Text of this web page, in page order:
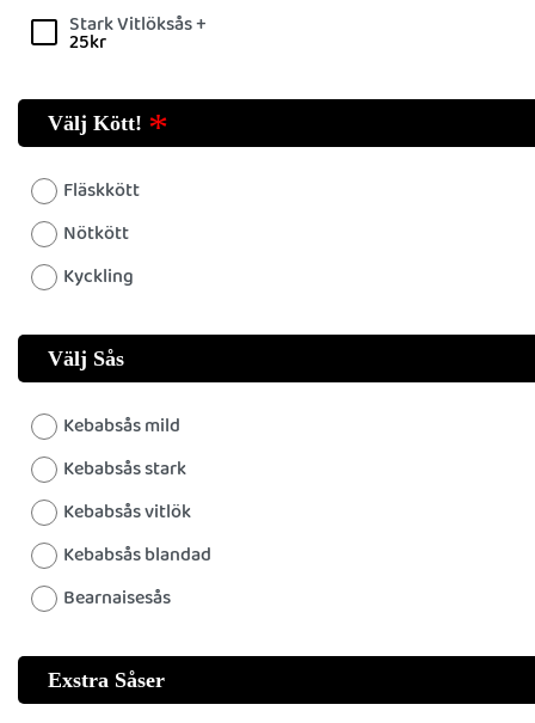
Stark Vitlöksås +
25kr
Välj Kött!
Fläskkött
Nötkött
Kyckling
Välj Sås
Kebabsås mild
Kebabsås stark
Kebabsås vitlök
Kebabsås blandad
Bearnaisesås
Exstra Såser